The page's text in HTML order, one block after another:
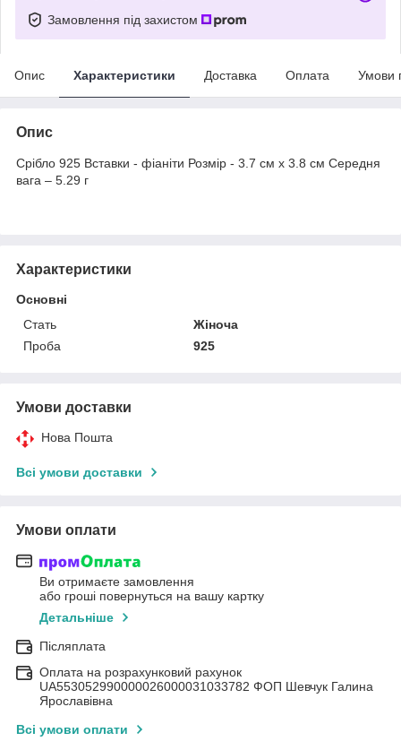
Замовлення під захистом
Опис Характеристики Доставка Оплата Умови
Опис
Срібло 925 Вставки - фіаніти Розмір - 3.7 см х 3.8 см Середня
вага – 5.29 г
Характеристики
Основні
Стать
Жіноча
Проба
925
Умови доставки
Нова Пошта
Всі умови доставки
Умови оплати
Ви отримаєте замовлення
або гроші повернуться на вашу картку
Детальніше
Післяплата
Оплата на розрахунковий рахунок
UA553052990000026000031033782 ФОП Шевчук Галина
Ярославівна
Всі умови оплати